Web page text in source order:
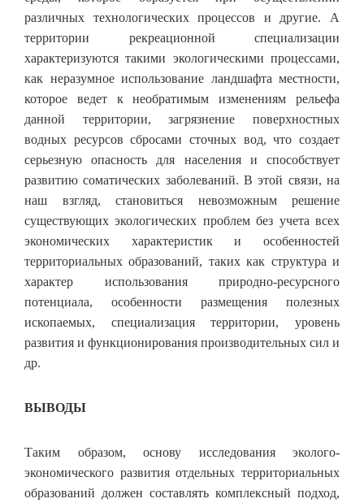
различных технологических процессов и другие. А
территории рекреационной специализации
характеризуются такими экологическими процессами,
как неразумное использование ландшафта местности,
которое ведет к необратимым изменениям рельефа
данной территории, загрязнение поверхностных
водных ресурсов сбросами сточных вод, что создает
серьезную опасность для населения и способствует
развитию соматических заболеваний. В этой связи, на
наш взгляд, становиться невозможным решение
существующих экологических проблем без учета всех
экономических характеристик и особенностей
территориальных образований, таких как структура и
характер использования природно-ресурсного
потенциала, особенности размещения полезных
ископаемых, специализация территории, уровень
развития и функционирования производительных сил и
др.
ВЫВОДЫ
Таким образом, основу исследования эколого-
экономического развития отдельных территориальных
образований должен составлять комплексный подход,